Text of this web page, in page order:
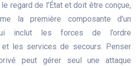
regard de l’État et doit être conçue,
la première composante d’un
inclut les forces de l’ordre
et les services de secours. Penser
peut gérer seul une attaque